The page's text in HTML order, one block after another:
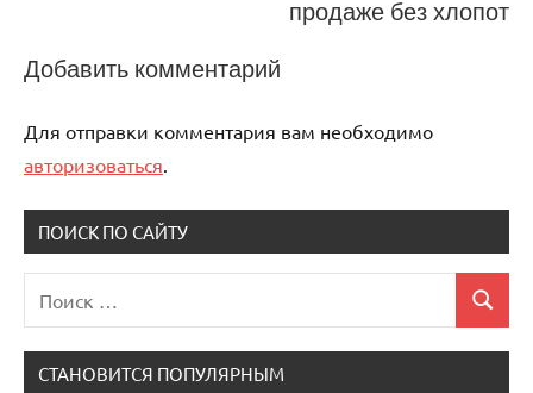
продаже без хлопот
Добавить комментарий
Для отправки комментария вам необходимо
авторизоваться
ПОИСК ПО САЙТУ
для:
Поиск
СТАНОВИТСЯ ПОПУЛЯРНЫМ